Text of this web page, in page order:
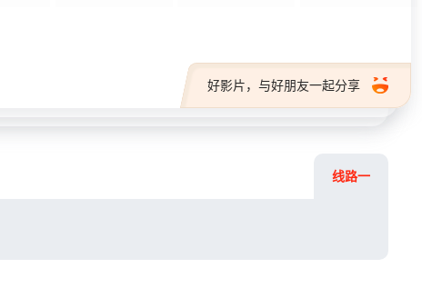
好影片，与好朋友一起分享
线路一